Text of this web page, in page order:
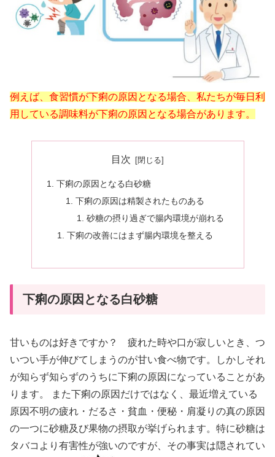
例えば、食習慣が下痢の原因となる場合、私たちが毎日利
用している調味料が下痢の原因となる場合があります。
目次
下痢の原因となる白砂糖
下痢の原因は精製されたものある
砂糖の摂り過ぎで腸内環境が崩れる
下痢の改善にはまず腸内環境を整える
下痢の原因となる白砂糖
甘いものは好きですか？ 疲れた時や口が寂しいとき、つ
いつい手が伸びてしまうのが甘い食べ物です。しかしそれ
が知らず知らずのうちに下痢の原因になっていることがあ
ります。 また下痢の原因だけではなく、最近増えている
原因不明の疲れ・だるさ・貧血・便秘・肩凝りの真の原因
の一つに砂糖及び果物の摂取が挙げられます。特に砂糖は
タバコより有害性が強いのですが、その事実は隠されてい